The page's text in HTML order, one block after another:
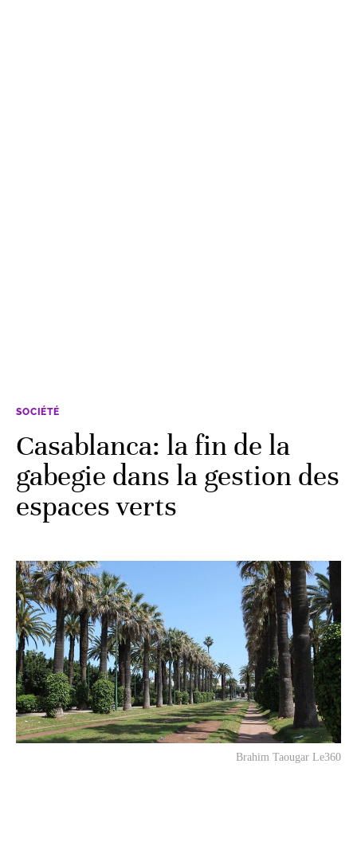
SOCIÉTÉ
Casablanca: la fin de la
gabegie dans la gestion des
espaces verts
Brahim Taougar Le360